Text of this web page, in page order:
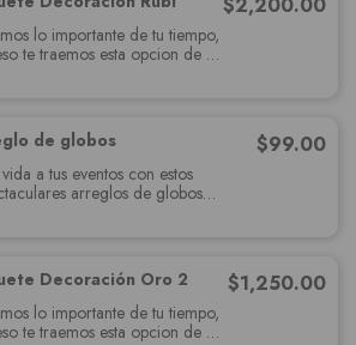
lo importante de tu tiempo,
te traemos esta opcion de
de globos
$99.00
a tus eventos con estos
arreglos de globos
Decoración Oro 2
$1,250.00
lo importante de tu tiempo,
te traemos esta opcion de